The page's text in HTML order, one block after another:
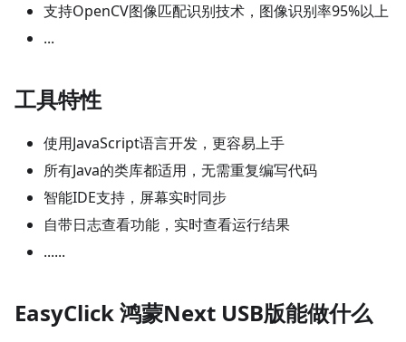
支持OpenCV图像匹配识别技术，图像识别率95%以上
...
工具特性
使用JavaScript语言开发，更容易上手
所有Java的类库都适用，无需重复编写代码
智能IDE支持，屏幕实时同步
自带日志查看功能，实时查看运行结果
......
EasyClick 鸿蒙Next USB版能做什么